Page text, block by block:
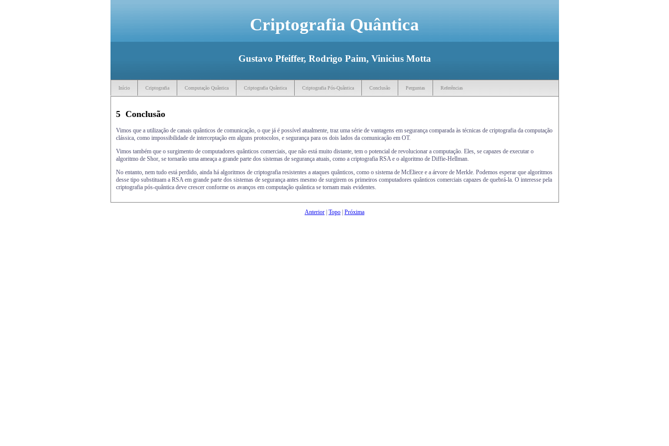
Criptografia Quântica
Gustavo Pfeiffer, Rodrigo Paim, Vinicius Motta
Início Criptografia Computação Quântica Criptografia Quântica Criptografia Pós-Quântica Conclusão Perguntas Referências
5Conclusão
Vimos que a utilização de canais quânticos de comunicação, o que já é possível atualmente, traz uma série de vantagens em segurança comparada às técnicas de criptografia da computação
clássica, como impossibilidade de interceptação em alguns protocolos, e segurança para os dois lados da comunicação em OT.
Vimos também que o surgimento de computadores quânticos comerciais, que não está muito distante, tem o potencial de revolucionar a computação. Eles, se capazes de executar o
algoritmo de Shor, se tornarão uma ameaça a grande parte dos sistemas de segurança atuais, como a criptografia RSA e o algoritmo de Diffie-Hellman.
No entanto, nem tudo está perdido, ainda há algoritmos de criptografia resistentes a ataques quânticos, como o sistema de McEliece e a árvore de Merkle. Podemos esperar que algoritmos
desse tipo substituam a RSA em grande parte dos sistemas de segurança antes mesmo de surgirem os primeiros computadores quânticos comerciais capazes de quebrá-la. O interesse pela
criptografia pós-quântica deve crescer conforme os avanços em computação quântica se tornam mais evidentes.
Anterior | Topo | Próxima